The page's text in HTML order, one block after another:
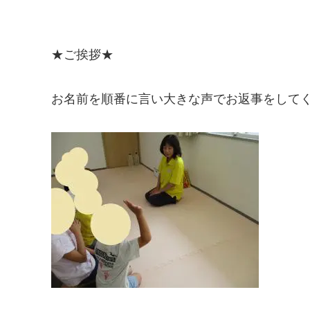
★ご挨拶★
お名前を順番に言い大きな声でお返事をして